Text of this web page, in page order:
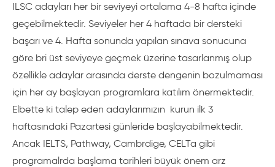
ILSC adayları her bir seviyeyi ortalama 4-8 hafta içinde
geçebilmektedir. Seviyeler her 4 haftada bir dersteki
başarı ve 4. Hafta sonunda yapılan sınava sonucuna
göre bri üst seviyeye geçmek üzerine tasarlanmış olup
özellikle adaylar arasında derste dengenin bozulmaması
için her ay başlayan programlara katılım önermektedir.
Elbette ki talep eden adaylarımızın kurun ilk 3
haftasındaki Pazartesi günleride başlayabilmektedir.
Ancak IELTS, Pathway, Cambrdige, CELTa gibi
programalrda başlama tarihleri büyük önem arz